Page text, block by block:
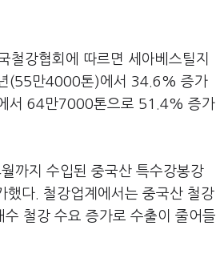
철강협회에 따르면 세아베스틸지
(55만4000톤)에서 34.6% 증가
서 64만7000톤으로 51.4% 증가
까지 수입된 중국산 특수강봉강
다. 철강업계에서는 중국산 철강
철강 수요 증가로 수출이 줄어들